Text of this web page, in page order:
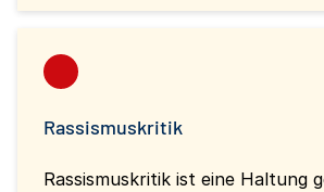
Rassismuskritik
Rassismuskritik ist eine Haltung